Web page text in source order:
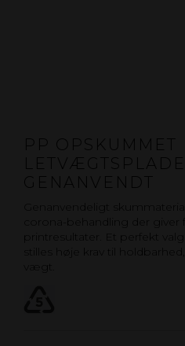
PP OPSKUMMET
GENANVENDT
Genanvendeligt
corona-behandling der giver
printresultater. Et perfekt
stilles høje krav til
vægt.